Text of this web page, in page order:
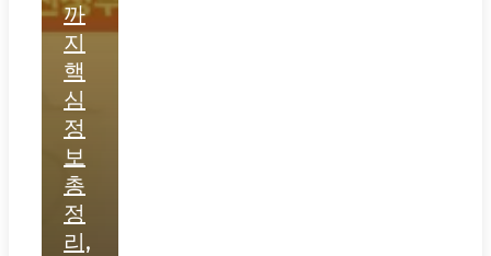
까
지
핵
심
정
보
총
정
리,